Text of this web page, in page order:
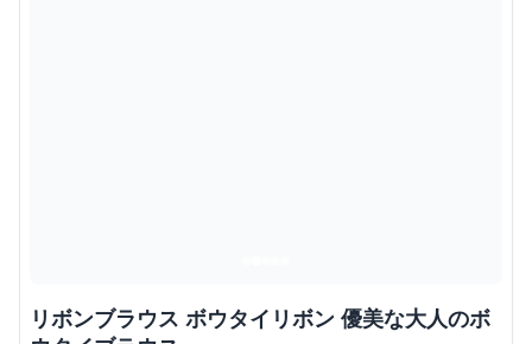
リボンブラウス ボウタイリボン 優美な大人のボ